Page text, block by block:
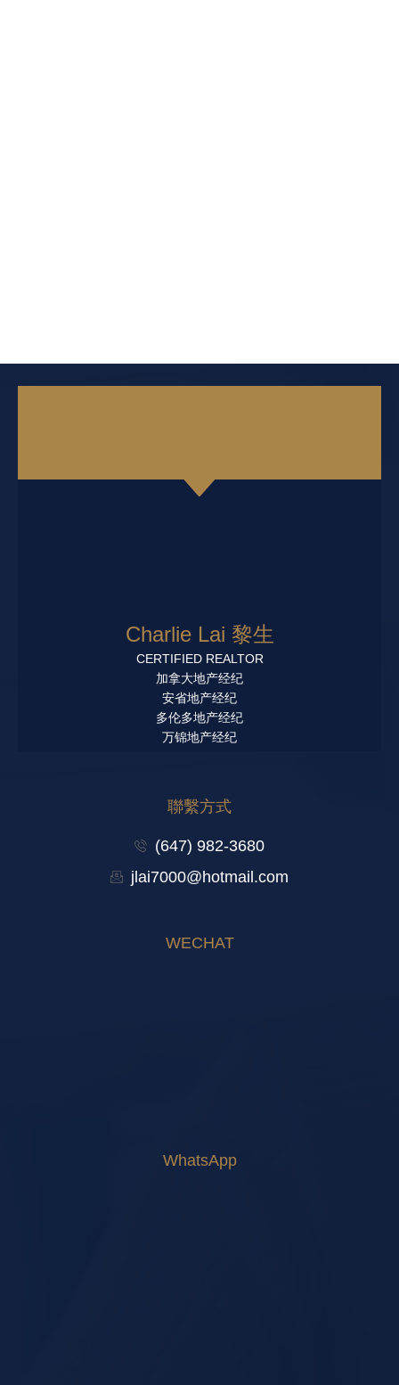
Charlie Lai 黎生
CERTIFIED REALTOR
加拿大地产经纪
安省地产经纪
多伦多地产经纪
万锦地产经纪
聯繫方式
(647) 982-3680
jlai7000@hotmail.com
WECHAT
WhatsApp